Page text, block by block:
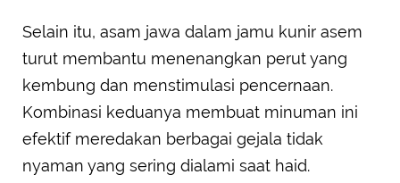
Selain itu, asam jawa dalam jamu kunir asem
turut membantu menenangkan perut yang
kembung dan menstimulasi pencernaan.
Kombinasi keduanya membuat minuman ini
efektif meredakan berbagai gejala tidak
nyaman yang sering dialami saat haid.